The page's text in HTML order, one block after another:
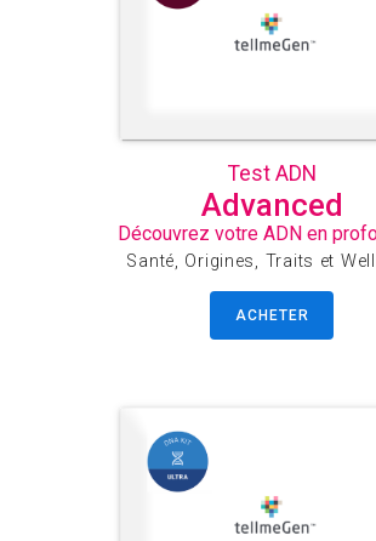
Test ADN
Advanced
Découvrez votre ADN en
Santé, Origines, Traits et
ACHETER